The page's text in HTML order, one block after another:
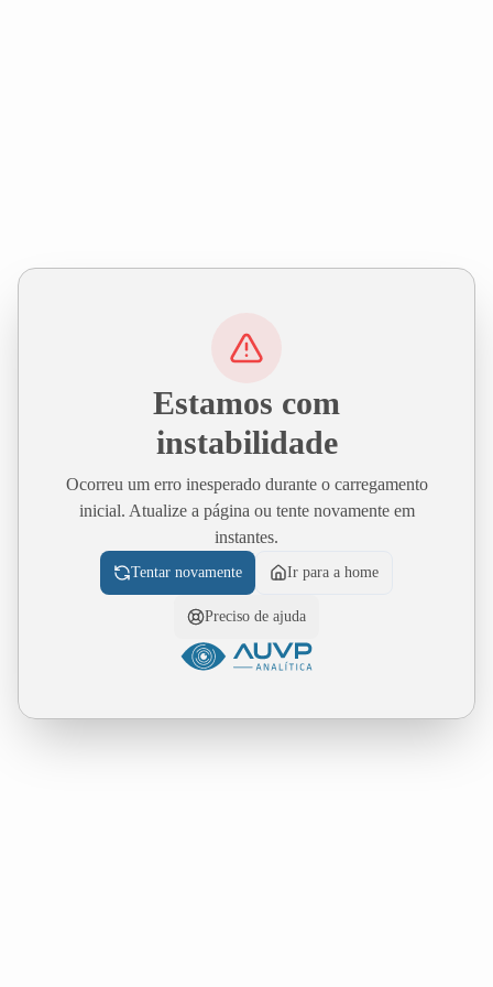
Estamos com
instabilidade
Ocorreu um erro inesperado durante o carregamento
inicial. Atualize a página ou tente novamente em
instantes.
Tentar novamente Ir para a home
Preciso de ajuda